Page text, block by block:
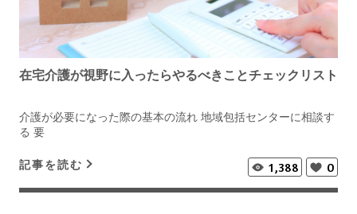
在宅介護が視野に入ったらやるべきことチェックリスト
介護が必要になった際の基本の流れ 地域包括センターに相談す
る 要
記事を読む 1,388 0